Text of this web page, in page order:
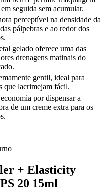
seguida sem acumular.
perceptível na densidade da
pálpebras e ao redor dos
gelado oferece uma das
drenagens matinais do
gentil, ideal para
que lacrimejam fácil.
por dispensar a
de um creme extra para os
+ Elasticity
20 15ml